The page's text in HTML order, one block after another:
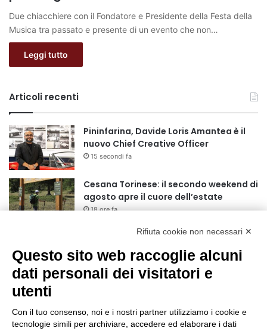
Due chiacchiere con il Fondatore e Presidente della Festa della
Musica tra passato e presente di un evento che non…
Leggi tutto
Articoli recenti
Pininfarina, Davide Loris Amantea è il
nuovo Chief Creative Officer
15 secondi fa
Cesana Torinese: il secondo weekend di
agosto apre il cuore dell’estate
18 ore fa
Siccità: Il Piemonte avvia le procedure
per la richiesta dello stato di calamità
naturale
19 ore fa
precampionato
22 ore fa
Rifiuta cookie non necessari ✕
Questo sito web raccoglie alcuni
dati personali dei visitatori e
utenti
Con il tuo consenso, noi e i nostri partner utilizziamo i cookie e
tecnologie simili per archiviare, accedere ed elaborare i dati